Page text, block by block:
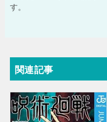
す。
関連記事